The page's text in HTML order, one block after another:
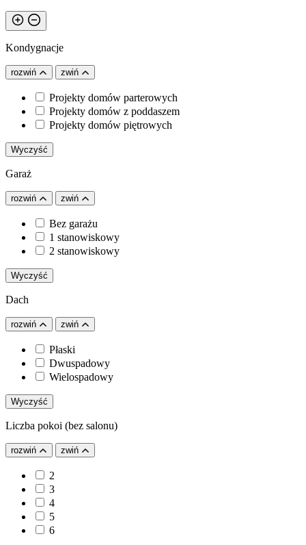
Kondygnacje
rozwiń zwiń
Projekty domów parterowych
Projekty domów z poddaszem
Projekty domów piętrowych
Wyczyść
Garaż
rozwiń zwiń
Bez garażu
1 stanowiskowy
2 stanowiskowy
Wyczyść
Dach
rozwiń zwiń
Płaski
Dwuspadowy
Wielospadowy
Wyczyść
Liczba pokoi (bez salonu)
rozwiń zwiń
2
3
4
5
6